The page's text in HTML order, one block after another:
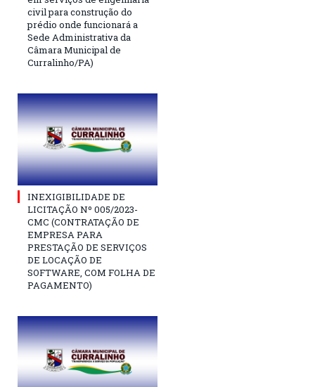
civil para construção do
prédio onde funcionará a
Sede Administrativa da
Câmara Municipal de
Curralinho/PA)
INEXIGIBILIDADE DE
LICITAÇÃO Nº 005/2023-
CMC (CONTRATAÇÃO DE
EMPRESA PARA
PRESTAÇÃO DE SERVIÇOS
DE LOCAÇÃO DE
SOFTWARE, COM FOLHA DE
PAGAMENTO)